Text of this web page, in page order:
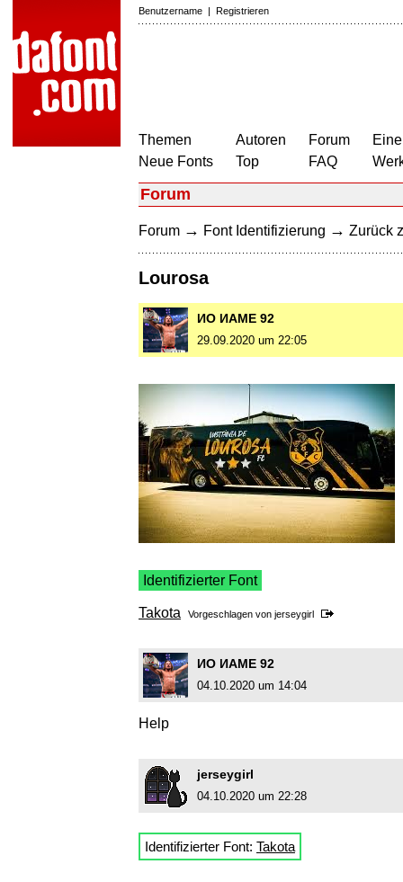
Benutzername | Registrieren
Themen
Neue Fonts
Autoren
Top
Forum
FAQ
Forum
Forum → Font Identifizierung → Zurück
Lourosa
ИO ИAME 92
29.09.2020 um 22:05
Identifizierter Font
Takota Vorgeschlagen von jerseygirl
ИO ИAME 92
04.10.2020 um 14:04
Help
jerseygirl
04.10.2020 um 22:28
Identifizierter Font: Takota